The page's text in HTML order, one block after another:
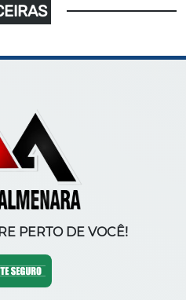
PERTO DE VOCÊ!